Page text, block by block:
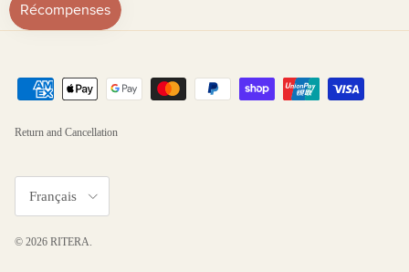
Return and Cancellation
Langue
Français
© 2026 RITERA.